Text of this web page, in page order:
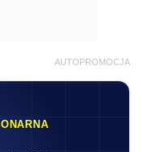
AUTOPROMOCJA